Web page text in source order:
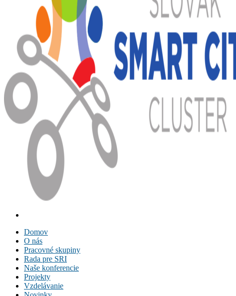
Domov
O nás
Pracovné skupiny
Rada pre SRI
Naše konferencie
Projekty
Vzdelávanie